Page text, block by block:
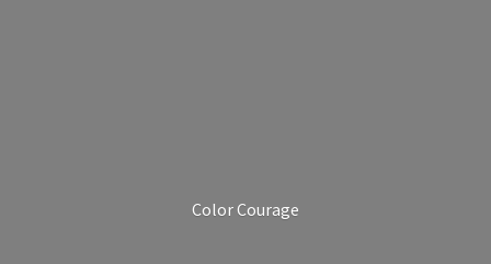
Color Courage